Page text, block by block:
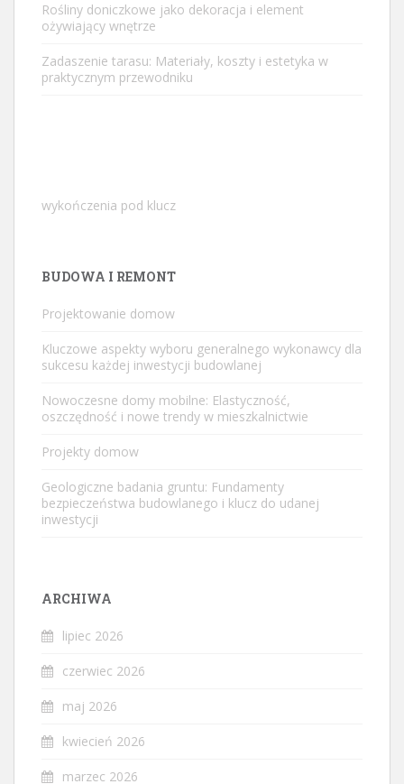
Rośliny doniczkowe jako dekoracja i element
ożywiający wnętrze
Zadaszenie tarasu: Materiały, koszty i estetyka w
praktycznym przewodniku
wykończenia pod klucz
BUDOWA I REMONT
Projektowanie domow
Kluczowe aspekty wyboru generalnego wykonawcy dla
sukcesu każdej inwestycji budowlanej
Nowoczesne domy mobilne: Elastyczność,
oszczędność i nowe trendy w mieszkalnictwie
Projekty domow
Geologiczne badania gruntu: Fundamenty
bezpieczeństwa budowlanego i klucz do udanej
inwestycji
ARCHIWA
lipiec 2026
czerwiec 2026
maj 2026
kwiecień 2026
marzec 2026